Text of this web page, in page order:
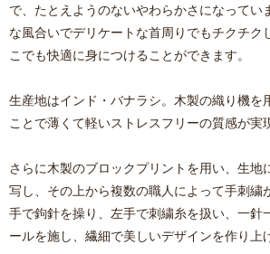
で、たとえようのないやわらかさになってい
な風合いでデリケートな首周りでもチクチク
こでも快適に身につけることができます。
生産地はインド・バナラシ。木製の織り機を
ことで薄くて軽いストレスフリーの質感が実
さらに木製のブロックプリントを用い、生地
写し、その上から複数の職人によって手刺繍
手で鉤針を操り、左手で刺繍糸を扱い、一針
ールを施し、繊細で美しいデザインを作り上